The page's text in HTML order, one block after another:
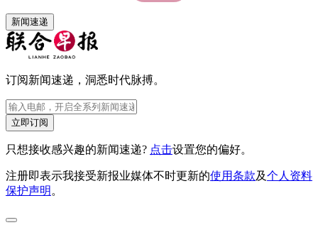
新闻速递
订阅新闻速递，洞悉时代脉搏。
立即订阅
只想接收感兴趣的新闻速递? 点击设置您的偏好。
注册即表示我接受新报业媒体不时更新的使用条款及个人资料
保护声明。